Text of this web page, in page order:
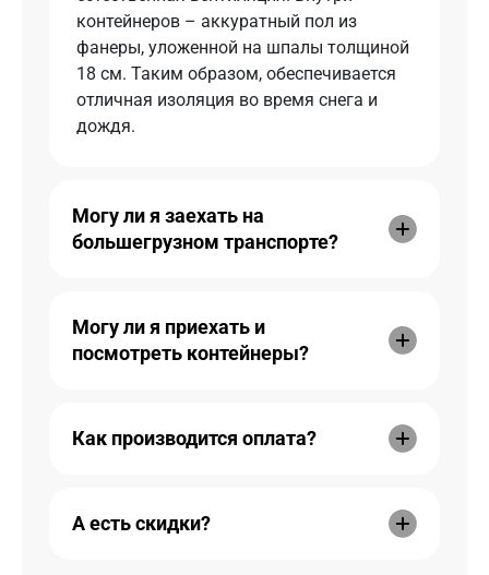
контейнеров – аккуратный пол из
фанеры, уложенной на шпалы толщиной
18 см. Таким образом, обеспечивается
отличная изоляция во время снега и
дождя.
Могу ли я заехать на
большегрузном транспорте?
Могу ли я приехать и
посмотреть контейнеры?
Как производится оплата?
А есть скидки?